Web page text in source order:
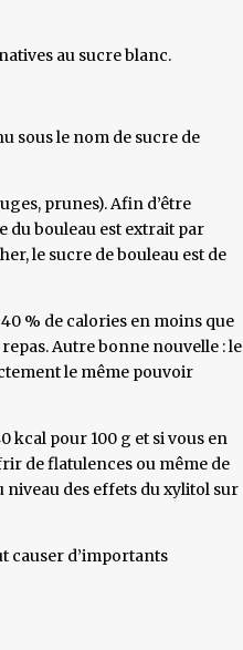
au sucre blanc.
sous le nom de sucre de
prunes). Afin d’être
du bouleau est extrait par
le sucre de bouleau est de
% de calories en moins que
Autre bonne nouvelle : le
le même pouvoir
kcal pour 100 g et si vous en
de flatulences ou même de
niveau des effets du xylitol sur
causer d’importants